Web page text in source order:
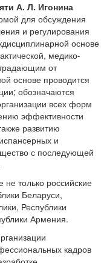
А. Л. Игонина
для обсуждения
и регулирования
основе
медико-
от
основе проводится
обозначаются
всех форм
эффективности
развитию
и
с последующей
не только российские
Беларуси,
Республики
Армения.
кадров